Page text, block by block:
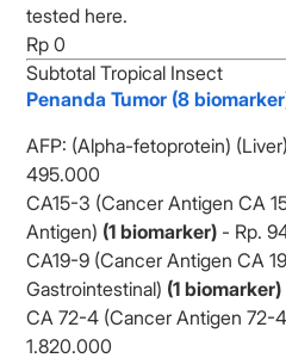
tested here.
Subtotal Tropical Insect
Penanda Tumor (8
AFP: (Alpha-fetoprotein) (Liver)
495.000
CA15-3 (Cancer Antigen CA
Antigen) (1 biomarker) - Rp.
CA19-9 (Cancer Antigen CA
Gastrointestinal) (1 biomarker)
CA 72-4 (Cancer Antigen 72-
1.820.000